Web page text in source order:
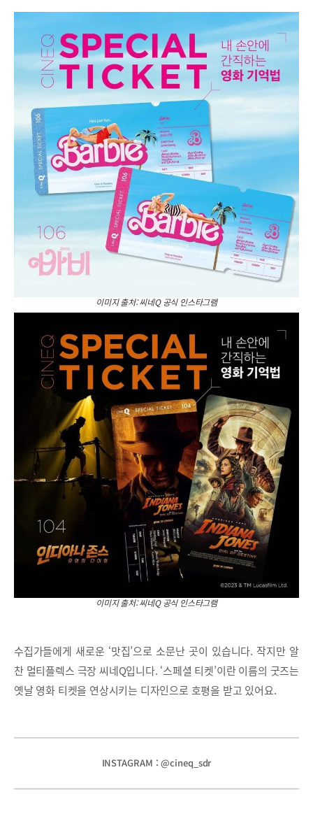
이미지 출처: 씨네Q 공식 인스타그램
이미지 출처: 씨네Q 공식 인스타그램
수집가들에게 새로운 ‘맛집’으로 소문난 곳이 있습니다. 작지만 알
찬 멀티플렉스 극장 씨네Q입니다. ‘스페셜 티켓’이란 이름의 굿즈는
옛날 영화 티켓을 연상시키는 디자인으로 호평을 받고 있어요.
INSTAGRAM : @cineq_sdr